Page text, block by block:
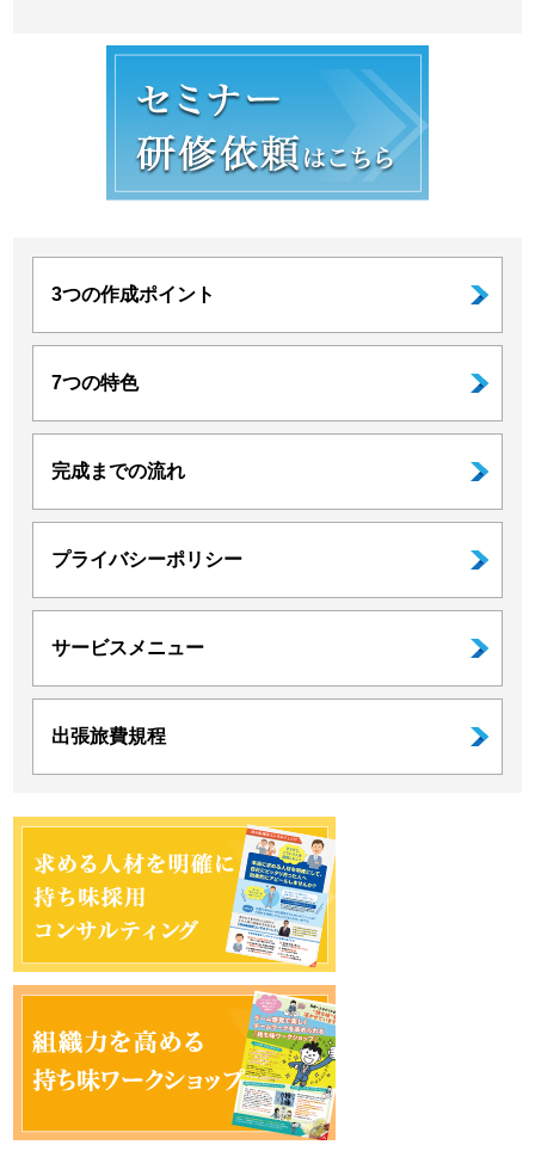
3つの作成ポイント
7つの特色
完成までの流れ
プライバシーポリシー
サービスメニュー
出張旅費規程